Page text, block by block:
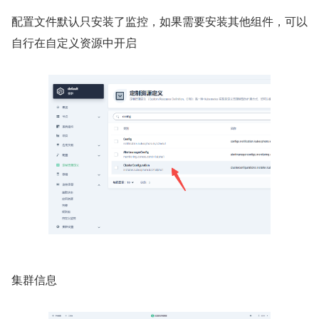
配置文件默认只安装了监控，如果需要安装其他组件，可以
自行在自定义资源中开启
集群信息